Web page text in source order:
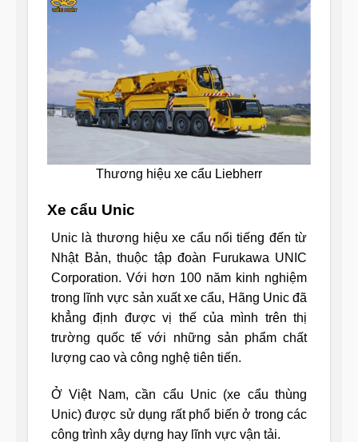
Thương hiệu xe cẩu Liebherr
Xe cẩu Unic
Unic là thương hiệu xe cẩu nổi tiếng đến từ
Nhật Bản, thuộc tập đoàn Furukawa UNIC
Corporation. Với hơn 100 năm kinh nghiệm
trong lĩnh vực sản xuất xe cẩu, Hãng Unic đã
khẳng định được vị thế của mình trên thị
trường quốc tế với những sản phẩm chất
lượng cao và công nghệ tiên tiến.
Ở Việt Nam, cần cẩu Unic (xe cẩu thùng
Unic) được sử dụng rất phổ biến ở trong các
công trình xây dựng hay lĩnh vực vận tải.